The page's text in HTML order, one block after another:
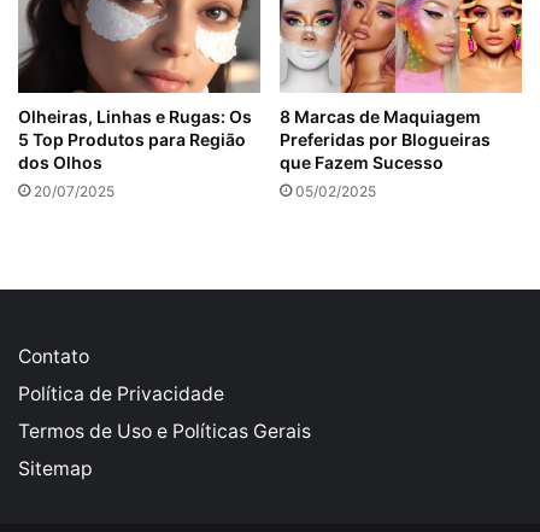
Olheiras, Linhas e Rugas: Os
5 Top Produtos para Região
dos Olhos
20/07/2025
8 Marcas de Maquiagem
Preferidas por Blogueiras
que Fazem Sucesso
05/02/2025
Contato
Política de Privacidade
Termos de Uso e Políticas Gerais
Sitemap